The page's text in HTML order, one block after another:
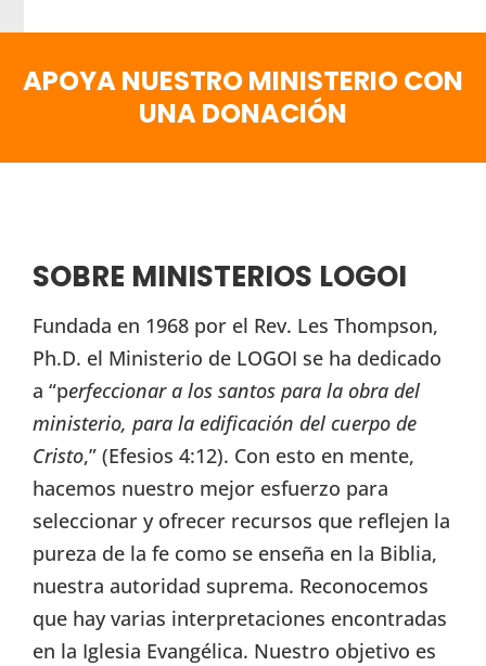
APOYA NUESTRO MINISTERIO CON
UNA DONACIÓN
SOBRE MINISTERIOS LOGOI
Fundada en 1968 por el Rev. Les Thompson,
Ph.D. el Ministerio de LOGOI se ha dedicado
a “perfeccionar a los santos para la obra del
ministerio, para la edificación del cuerpo de
Cristo,” (Efesios 4:12). Con esto en mente,
hacemos nuestro mejor esfuerzo para
seleccionar y ofrecer recursos que reflejen la
pureza de la fe como se enseña en la Biblia,
nuestra autoridad suprema. Reconocemos
que hay varias interpretaciones encontradas
en la Iglesia Evangélica. Nuestro objetivo es